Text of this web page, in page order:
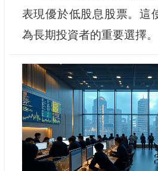
表現優於低股息股票。這
為長期投資者的重要選擇。